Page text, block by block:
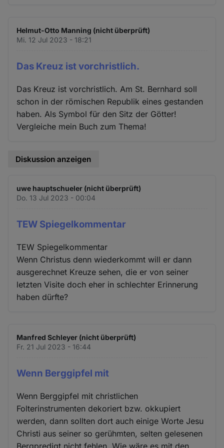
Helmut-Otto Manning (nicht überprüft)
Mi. 12 Jul 2023 - 18:21
Das Kreuz ist vorchristlich.
Das Kreuz ist vorchristlich. Am St. Bernhard soll
schon in der römischen Republik eines gestanden
haben. Als Symbol für den Sitz der Götter!
Vergleiche mein Buch zum Thema!
Diskussion anzeigen
uwe hauptschueler (nicht überprüft)
Do. 13 Jul 2023 - 00:04
TEW Spiegelkommentar
TEW Spiegelkommentar
Wenn Christus denn wiederkommt will er dann
ausgerechnet Kreuze sehen, die er von seiner
letzten Visite doch eher in schlechter Erinnerung
haben dürfte?
Manfred Schleyer (nicht überprüft)
Fr. 21 Jul 2023 - 16:44
Wenn Berggipfel mit
Wenn Berggipfel mit christlichen
Folterinstrumenten dekoriert bzw. okkupiert
werden, dann sollten dort auch einige Worte Jesu
Christi aus seiner so gerühmten, selten gelesenen
Bergpredigt nicht fehlen. Wie wäre es mit den